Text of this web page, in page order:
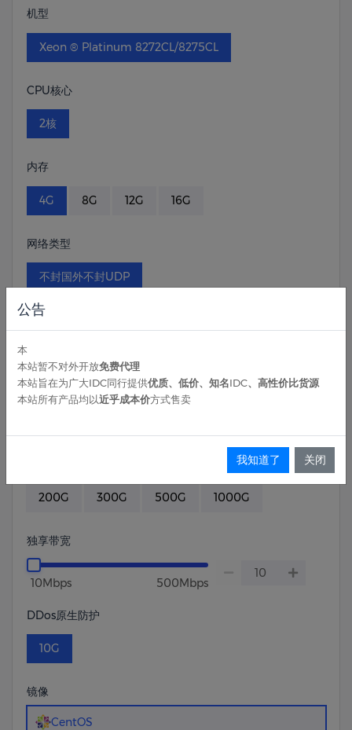
机型
Xeon ® Platinum 8272CL/8275CL
CPU核心
2核
内存
4G 8G 12G 16G
网络类型
不封国外不封UDP
系统盘
300G 500G 1000G
150G
200G 300G 500G 1000G
独享带宽
10Mbps 500Mbps
DDos原生防护
10G
镜像
CentOS
公告
本
本站暂不对外开放免费代理
本站旨在为广大IDC同行提供优质、低价、知名IDC、高性价比货源
本站所有产品均以近乎成本价方式售卖
我知道了 关闭